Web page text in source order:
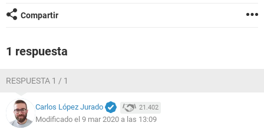
Compartir
1 respuesta
RESPUESTA 1 / 1
Carlos López Jurado 21.402
Modificado el 9 mar 2020 a las 13:09